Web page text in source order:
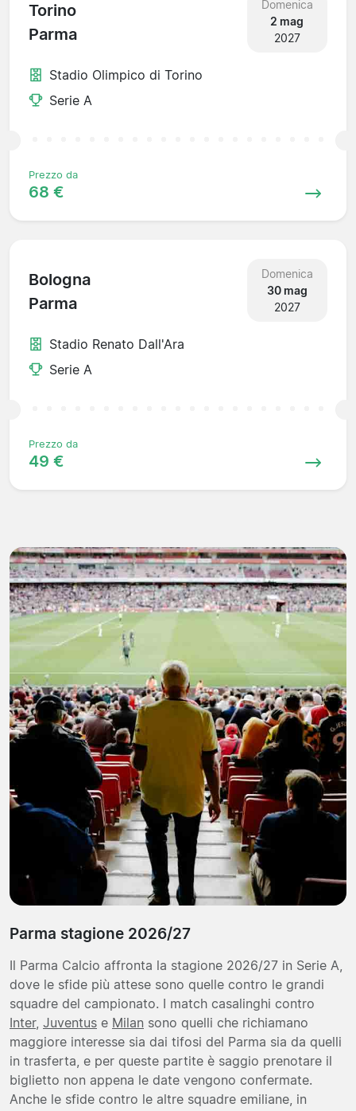
Torino
Parma
Domenica
2 mag
2027
Stadio Olimpico di Torino
Serie A
Prezzo da
68 €
Bologna
Parma
Domenica
30 mag
2027
Stadio Renato Dall'Ara
Serie A
Prezzo da
49 €
Parma stagione 2026/27
Il Parma Calcio affronta la stagione 2026/27 in Serie A,
dove le sfide più attese sono quelle contro le grandi
squadre del campionato. I match casalinghi contro
Inter, Juventus e Milan sono quelli che richiamano
maggiore interesse sia dai tifosi del Parma sia da quelli
in trasferta, e per queste partite è saggio prenotare il
biglietto non appena le date vengono confermate.
Anche le sfide contro le altre squadre emiliane, in